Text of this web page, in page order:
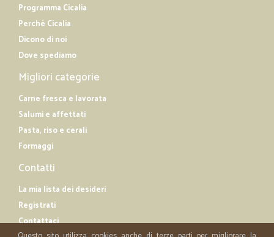
Programma Cicalia
Perché Cicalia
Dicono di noi
Dove spediamo
Migliori categorie
Carne fresca e lavorata
Salumi e affettati
Pasta, riso e cerali
Formaggi
Contatti
La mia lista dei desideri
Registrati
Contattaci